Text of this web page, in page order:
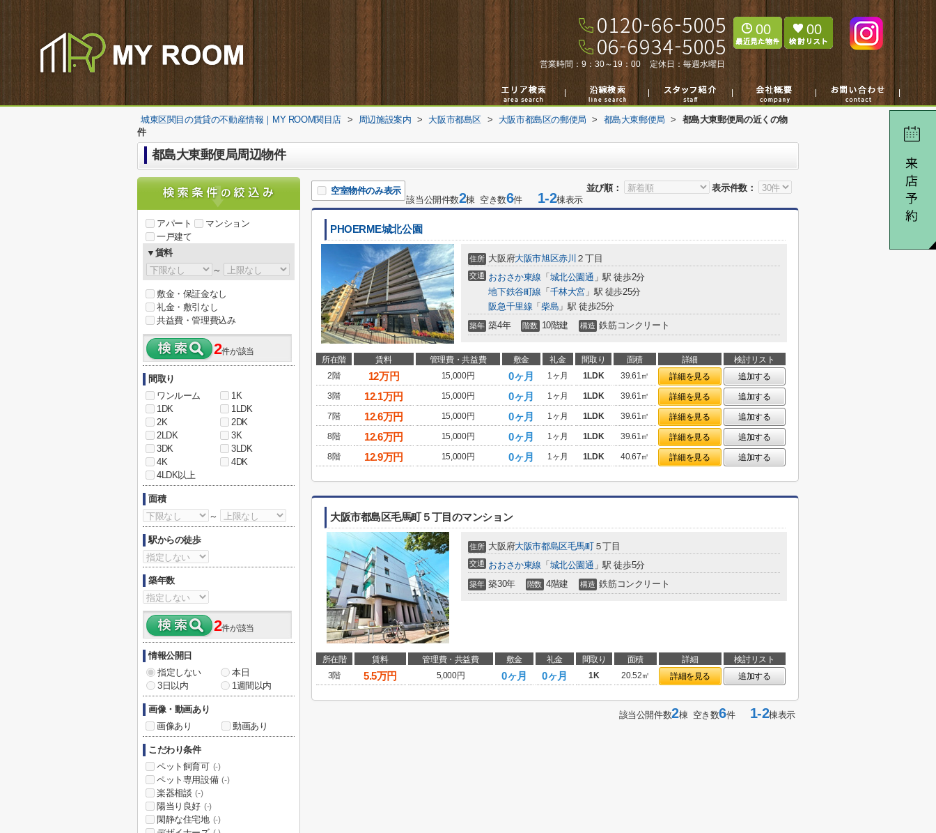
営業時間： 9：30～19：00 定休日： 毎週水曜日
00 00
城東区関目の賃貸の不動産情報｜MY ROOM関目店 > 周辺施設案内 > 大阪市都島区 > 大阪市都島区の郵便局 > 都島大東郵便局 >
都島大東郵便局の近くの物
件
都島大東郵便局周辺物件
並び順： 表示件数：
空室物件のみ表示
該当公開件数2棟 空き数6件 1-2棟表示
PHOERME城北公園
住所 大阪府大阪市旭区赤川 ２丁目
交通 おおさか東線 「 城北公園通 」駅 徒歩2分
地下鉄谷町線 「 千林大宮 」駅 徒歩25分
阪急千里線 「 柴島 」駅 徒歩25分
築年 築4年 階数 10階建 構造 鉄筋コンクリート
所在階 賃料 管理費・共益費 敷金 礼金 間取り 面積 詳細
検討リスト
2階
12万円 15,000円 0ヶ月 1ヶ月 1LDK 39.61㎡ 詳細を見る
追加する
3階
12.1万円 15,000円 0ヶ月 1ヶ月 1LDK 39.61㎡ 詳細を見る
追加する
7階
12.6万円 15,000円 0ヶ月 1ヶ月 1LDK 39.61㎡ 詳細を見る
追加する
8階
12.6万円 15,000円 0ヶ月 1ヶ月 1LDK 39.61㎡ 詳細を見る
追加する
8階
12.9万円 15,000円 0ヶ月 1ヶ月 1LDK 40.67㎡ 詳細を見る 追加する
大阪市都島区毛馬町５丁目のマンション
住所 大阪府大阪市都島区毛馬町５丁目
交通 おおさか東線 「 城北公園通 」駅 徒歩5分
築年 築30年 階数 4階建 構造 鉄筋コンクリート
所在階 賃料 管理費・共益費 敷金 礼金 間取り 面積 詳細
検討リスト
3階
5.5万円 5,000円 0ヶ月 0ヶ月 1K 20.52㎡ 詳細を見る 追加する
該当公開件数2棟 空き数6件1-2棟表示
アパート
マンション
一戸建て
▼賃料
～
敷金・保証金なし
礼金・敷引なし
共益費・管理費込み
2件が該当
間取り
ワンルーム
1K
1DK
1LDK
2K
2DK
2LDK
3K
3DK
3LDK
4K
4DK
4LDK以上
面積
～
駅からの徒歩
築年数
2件が該当
情報公開日
指定しない
本日
3日以内
1週間以内
画像・動画あり
画像あり
動画あり
こだわり条件
ペット飼育可 (-)
ペット専用設備 (-)
楽器相談 (-)
陽当り良好 (-)
閑静な住宅地 (-)